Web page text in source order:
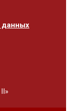
данных